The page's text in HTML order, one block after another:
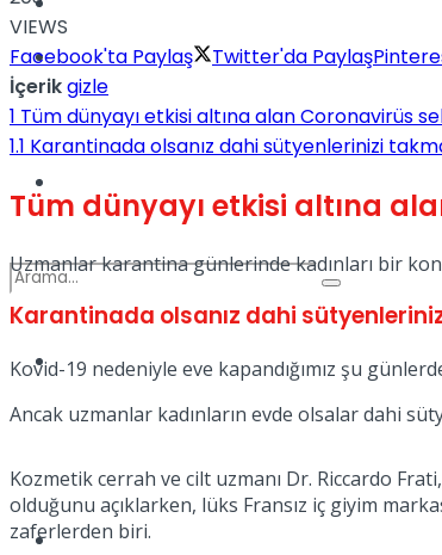
Türkiye
Müzik
Podcast
No Result
View All Result
VIEWS
Facebook'ta Paylaş
Twitter'da Paylaş
İçerikgizle
1 Tüm dünyayı etkisi altına alan Coronavirüs
1.1 Karantinada olsanız dahi sütyenlerinizi
Tüm dünyayı etkisi altına
Uzmanlar karantina günlerinde kadınları bir
Karantinada olsanız dahi
Kovid-19 nedeniyle eve kapandığımız şu
Ancak uzmanlar kadınların evde olsalar dahi
Kozmetik cerrah ve cilt uzmanı Dr. Riccardo
olduğunu açıklarken, lüks Fransız iç giyim
zaferlerden biri.